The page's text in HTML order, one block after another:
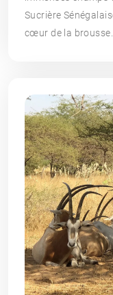
Sucrière
cœur de la brousse.